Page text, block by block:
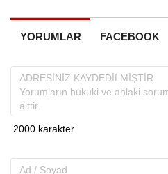
YORUMLAR FACEBOOK